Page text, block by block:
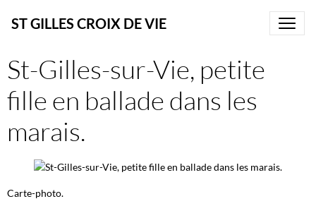
ST GILLES CROIX DE VIE
St-Gilles-sur-Vie, petite
fille en ballade dans les
marais.
Carte-photo.